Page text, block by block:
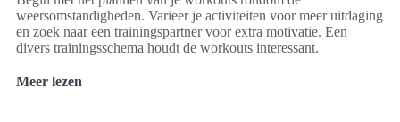
weersomstandigheden. Varieer je activiteiten voor meer uitdaging
en zoek naar een trainingspartner voor extra motivatie. Een
divers trainingsschema houdt de workouts interessant.
Meer lezen